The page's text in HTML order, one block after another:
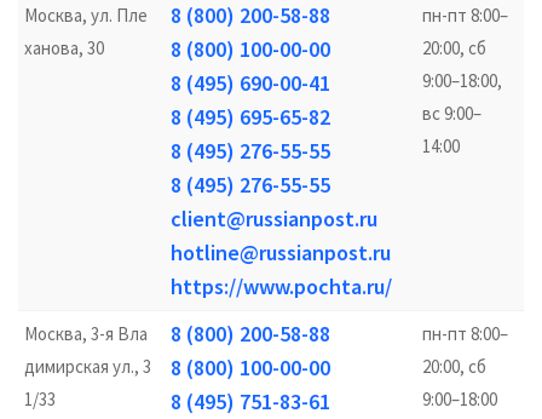
Москва, ул. Пле
ханова, 30
8 (800) 200-58-88
8 (800) 100-00-00
8 (495) 690-00-41
8 (495) 695-65-82
8 (495) 276-55-55
8 (495) 276-55-55
client@russianpost.ru
hotline@russianpost.ru
https://www.pochta.ru/
пн-пт 8:00–
20:00, сб
9:00–18:00,
вс 9:00–
14:00
Москва, 3-я Вла
димирская ул., 3
1/33
8 (800) 200-58-88
8 (800) 100-00-00
8 (495) 751-83-61
пн-пт 8:00–
20:00, сб
9:00–18:00